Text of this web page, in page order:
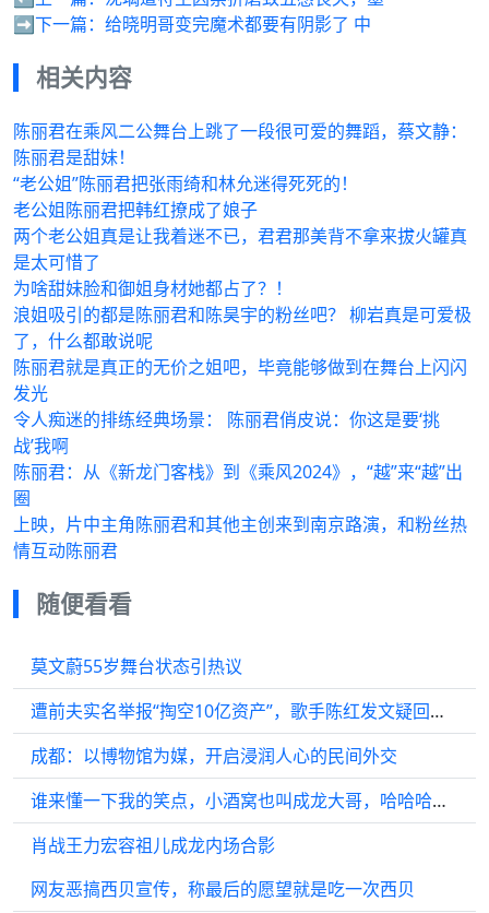
➡️下一篇： 给晓明哥变完魔术都要有阴影了 中
相关内容
陈丽君在乘风二公舞台上跳了一段很可爱的舞蹈，蔡文静：
陈丽君是甜妹！
“老公姐”陈丽君把张雨绮和林允迷得死死的！
老公姐陈丽君把韩红撩成了娘子
两个老公姐真是让我着迷不已，君君那美背不拿来拔火罐真
是太可惜了
为啥甜妹脸和御姐身材她都占了？！
浪姐吸引的都是陈丽君和陈昊宇的粉丝吧？ 柳岩真是可爱极
了，什么都敢说呢
陈丽君就是真正的无价之姐吧，毕竟能够做到在舞台上闪闪
发光
令人痴迷的排练经典场景： 陈丽君俏皮说：你这是要‘挑
战’我啊
陈丽君：从《新龙门客栈》到《乘风2024》，“越”来“越”出
圈
上映，片中主角陈丽君和其他主创来到南京路演，和粉丝热
情互动陈丽君
随便看看
莫文蔚55岁舞台状态引热议
遭前夫实名举报“掏空10亿资产”，歌手陈红发文疑回应前夫控诉
成都：以博物馆为媒，开启浸润人心的民间外交
谁来懂一下我的笑点，小酒窝也叫成龙大哥，哈哈哈哈太可爱了
肖战王力宏容祖儿成龙内场合影
网友恶搞西贝宣传，称最后的愿望就是吃一次西贝